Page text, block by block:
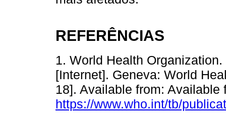
REFERÊNCIAS
1. World Health
[Internet]. Geneva: World
18]. Available from: Available
https://www.who.int/tb/